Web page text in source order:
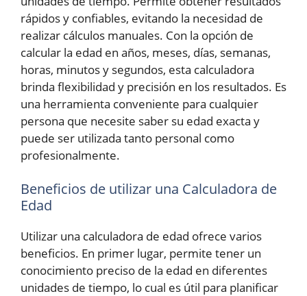
rápidos y confiables, evitando la necesidad de
realizar cálculos manuales. Con la opción de
calcular la edad en años, meses, días, semanas,
horas, minutos y segundos, esta calculadora
brinda flexibilidad y precisión en los resultados. Es
una herramienta conveniente para cualquier
persona que necesite saber su edad exacta y
puede ser utilizada tanto personal como
profesionalmente.
Beneficios de utilizar una Calculadora de
Edad
Utilizar una calculadora de edad ofrece varios
beneficios. En primer lugar, permite tener un
conocimiento preciso de la edad en diferentes
unidades de tiempo, lo cual es útil para planificar